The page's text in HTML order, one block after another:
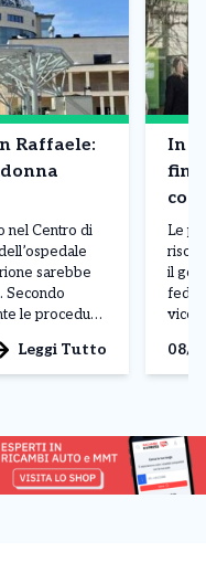
Raffaele:
nel Centro di
sarebbe
Secondo
le procedure
dell’ordine
[…]
Leggi Tutto
In
Le
il
08/